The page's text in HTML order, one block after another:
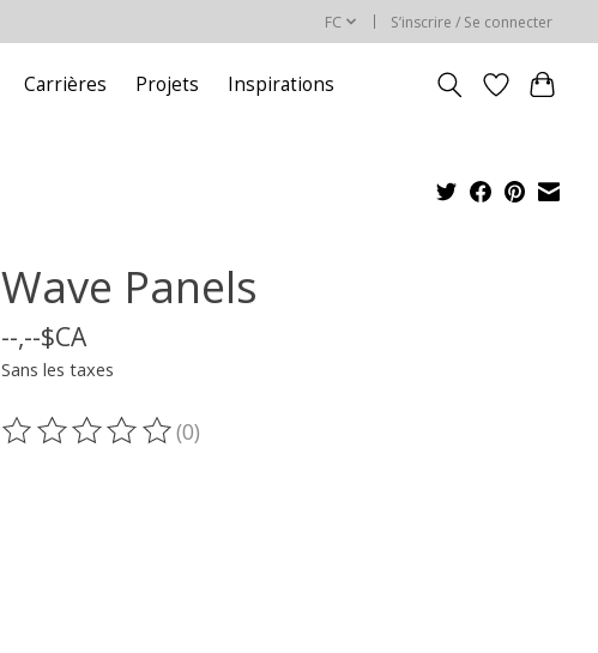
FC S’inscrire / Se connecter
Carrières Projets Inspirations
Wave Panels
--,--$CA
Sans les taxes
Ce produit est évalué à
(0)